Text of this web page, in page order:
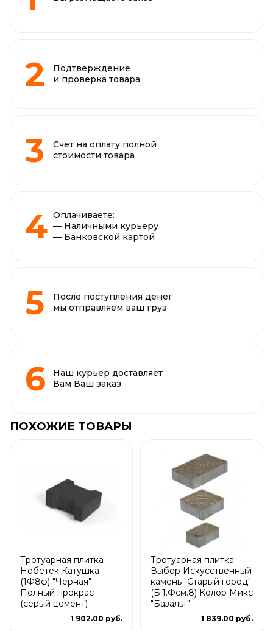
Подтверждение
и проверка товара
Счет на оплату полной
стоимости товара
Оплачиваете:
— Наличными курьеру
— Банковской картой
После поступления денег
мы отправляем ваш груз
Наш курьер доставляет
Вам Ваш заказ
ПОХОЖИЕ ТОВАРЫ
Тротуарная плитка
Нобетек Катушка
(1Ф8ф) "Черная"
Полный прокрас
(серый цемент)
1 902.00 руб.
Тротуарная плитка
Выбор Искусственный
камень "Старый город"
(Б.1.Фсм.8) Колор Микс
"Базальт"
1 839.00 руб.